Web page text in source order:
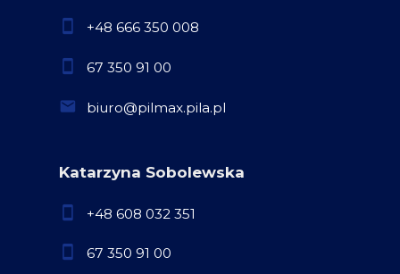
+48 666 350 008
67 350 91 00
biuro@pilmax.pila.pl
Katarzyna Sobolewska
+48 608 032 351
67 350 91 00